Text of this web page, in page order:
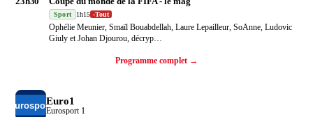
Sport 1h15 -Tout
Ophélie Meunier, Smaïl Bouabdellah, Laure Lepailleur, SoAnne, Ludovic
Giuly et Johan Djourou, décryp…
Programme complet →
Euro1
Eurosport 1